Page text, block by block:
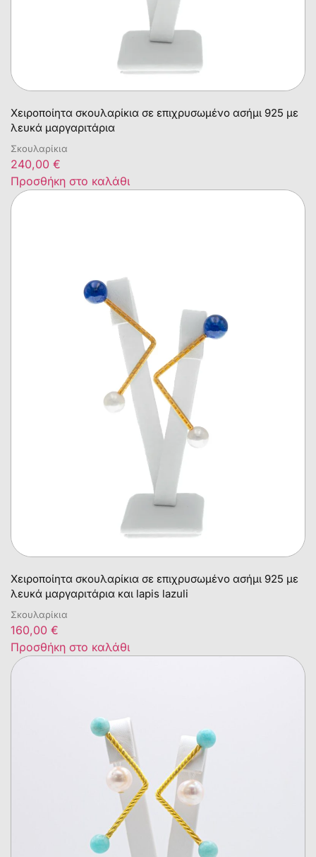
Χειροποίητα σκουλαρίκια σε επιχρυσωμένο ασήμι 925 με
λευκά μαργαριτάρια
Σκουλαρίκια
240,00 €
Προσθήκη στο καλάθι
Χειροποίητα σκουλαρίκια σε επιχρυσωμένο ασήμι 925 με
λευκά μαργαριτάρια και lapis lazuli
Σκουλαρίκια
160,00 €
Προσθήκη στο καλάθι